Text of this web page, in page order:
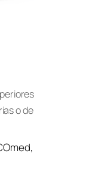
o de